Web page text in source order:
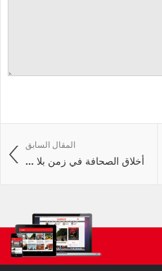
المقال السابق
أخلاق الصحافة في زمن بلا ...